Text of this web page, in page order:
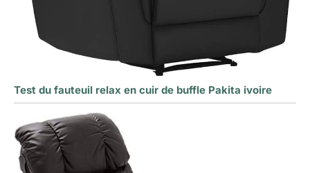
Test du fauteuil relax en cuir de buffle Pakita ivoire